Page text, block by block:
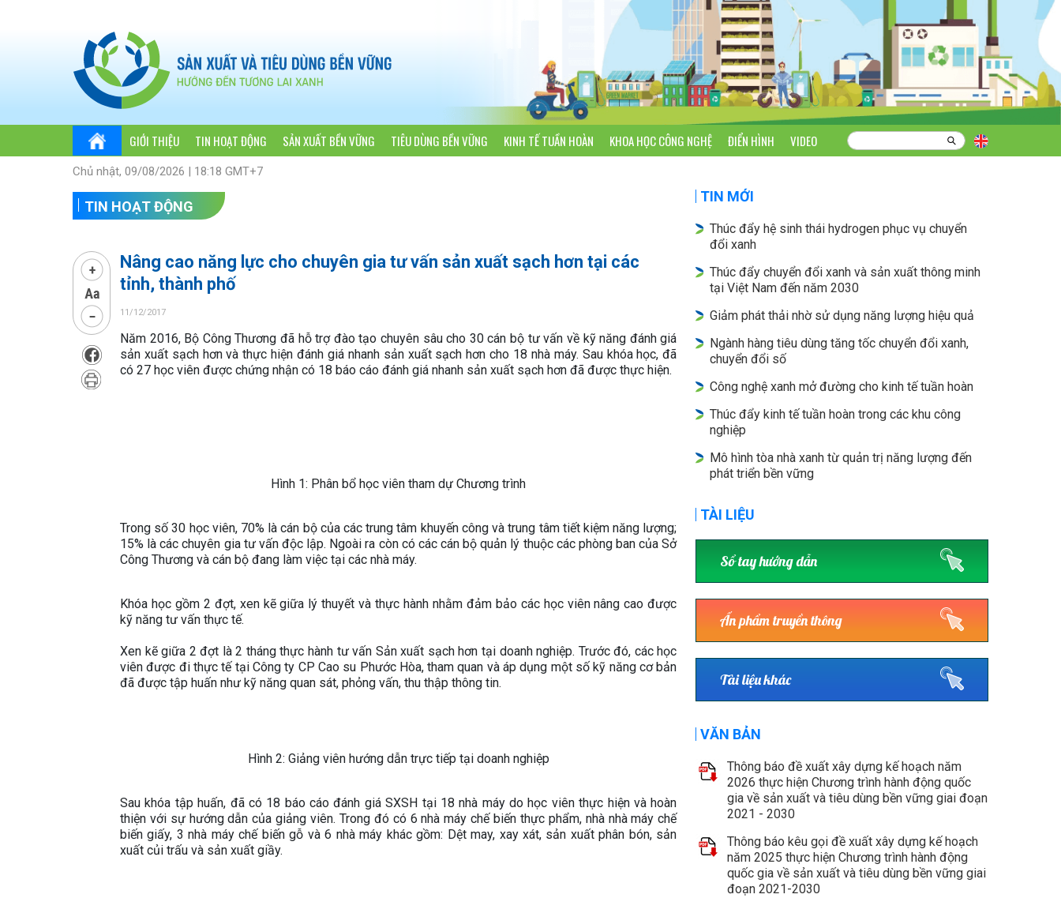
GIỚI THIỆU TIN HOẠT ĐỘNG SẢN XUẤT BỀN VỮNG TIÊU DÙNG BỀN VỮNG KINH TẾ TUẦN HOÀN KHOA HỌC CÔNG NGHỆ ĐIỂN HÌNH VIDEO
Chủ nhật, 09/08/2026 | 18:18 GMT+7
TIN HOẠT ĐỘNG
Nâng cao năng lực cho chuyên gia tư vấn sản xuất sạch hơn tại các
tỉnh, thành phố
11/12/2017
Năm 2016, Bộ Công Thương đã hỗ trợ đào tạo chuyên sâu cho 30 cán bộ tư vấn về kỹ năng đánh giá
sản xuất sạch hơn và thực hiện đánh giá nhanh sản xuất sạch hơn cho 18 nhà máy. Sau khóa học, đã
có 27 học viên được chứng nhận có 18 báo cáo đánh giá nhanh sản xuất sạch hơn đã được thực hiện.
Hình 1: Phân bổ học viên tham dự Chương trình
Trong số 30 học viên, 70% là cán bộ của các trung tâm khuyến công và trung tâm tiết kiệm năng lượng;
15% là các chuyên gia tư vấn độc lập. Ngoài ra còn có các cán bộ quản lý thuộc các phòng ban của Sở
Công Thương và cán bộ đang làm việc tại các nhà máy.
Khóa học gồm 2 đợt, xen kẽ giữa lý thuyết và thực hành nhằm đảm bảo các học viên nâng cao được
kỹ năng tư vấn thực tế.
Xen kẽ giữa 2 đợt là 2 tháng thực hành tư vấn Sản xuất sạch hơn tại doanh nghiệp. Trước đó, các học
viên được đi thực tế tại Công ty CP Cao su Phước Hòa, tham quan và áp dụng một số kỹ năng cơ bản
đã được tập huấn như kỹ năng quan sát, phỏng vấn, thu thập thông tin.
Hình 2: Giảng viên hướng dẫn trực tiếp tại doanh nghiệp
Sau khóa tập huấn, đã có 18 báo cáo đánh giá SXSH tại 18 nhà máy do học viên thực hiện và hoàn
thiện với sự hướng dẫn của giảng viên. Trong đó có 6 nhà máy chế biến thực phẩm, nhà nhà máy chế
biến giấy, 3 nhà máy chế biến gỗ và 6 nhà máy khác gồm: Dệt may, xay xát, sản xuất phân bón, sản
xuất củi trấu và sản xuất giầy.
TIN MỚI
Thúc đẩy hệ sinh thái hydrogen phục vụ chuyển
đổi xanh
Thúc đẩy chuyển đổi xanh và sản xuất thông minh
tại Việt Nam đến năm 2030
Giảm phát thải nhờ sử dụng năng lượng hiệu quả
Ngành hàng tiêu dùng tăng tốc chuyển đổi xanh,
chuyển đổi số
Công nghệ xanh mở đường cho kinh tế tuần hoàn
Thúc đẩy kinh tế tuần hoàn trong các khu công
nghiệp
Mô hình tòa nhà xanh từ quản trị năng lượng đến
phát triển bền vững
TÀI LIỆU
Sổ tay hướng dẫn
Ấn phẩm truyền thông
Tài liệu khác
VĂN BẢN
Thông báo đề xuất xây dựng kế hoạch năm
2026 thực hiện Chương trình hành động quốc
gia về sản xuất và tiêu dùng bền vững giai đoạn
2021 - 2030
Thông báo kêu gọi đề xuất xây dựng kế hoạch
năm 2025 thực hiện Chương trình hành động
quốc gia về sản xuất và tiêu dùng bền vững giai
đoạn 2021-2030